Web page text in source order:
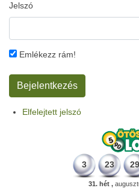
Jelszó
Emlékezz rám!
Elfelejtett jelszó
3 23 29
31. hét ,